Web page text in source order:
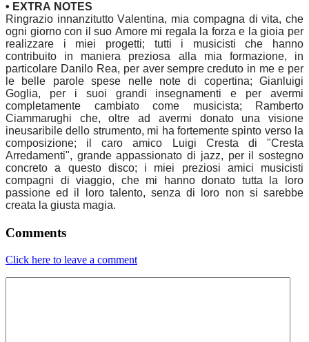
• EXTRA NOTES
Ringrazio innanzitutto Valentina, mia compagna di vita, che
ogni giorno con il suo Amore mi regala la forza e la gioia per
realizzare i miei progetti; tutti i musicisti che hanno
contribuito in maniera preziosa alla mia formazione, in
particolare Danilo Rea, per aver sempre creduto in me e per
le belle parole spese nelle note di copertina; Gianluigi
Goglia, per i suoi grandi insegnamenti e per avermi
completamente cambiato come musicista; Ramberto
Ciammarughi che, oltre ad avermi donato una visione
ineusaribile dello strumento, mi ha fortemente spinto verso la
composizione; il caro amico Luigi Cresta di "Cresta
Arredamenti", grande appassionato di jazz, per il sostegno
concreto a questo disco; i miei preziosi amici musicisti
compagni di viaggio, che mi hanno donato tutta la loro
passione ed il loro talento, senza di loro non si sarebbe
creata la giusta magia.
Comments
Click here to leave a comment